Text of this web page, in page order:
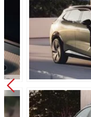
Привод:
Передняя подвеска:
Задняя подвеска:
Передние тормоза:
Задние тормоза: